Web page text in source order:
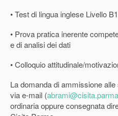
• Test di lingua inglese Livello B1
• Prova pratica inerente
e di analisi dei dati
• Colloquio attitudinale/
La domanda di ammissione
via e-mail (
ordinaria oppure consegnata